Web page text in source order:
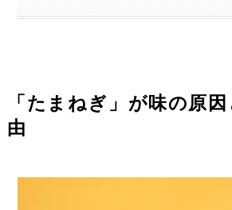
「たまねぎ」が味の原
由